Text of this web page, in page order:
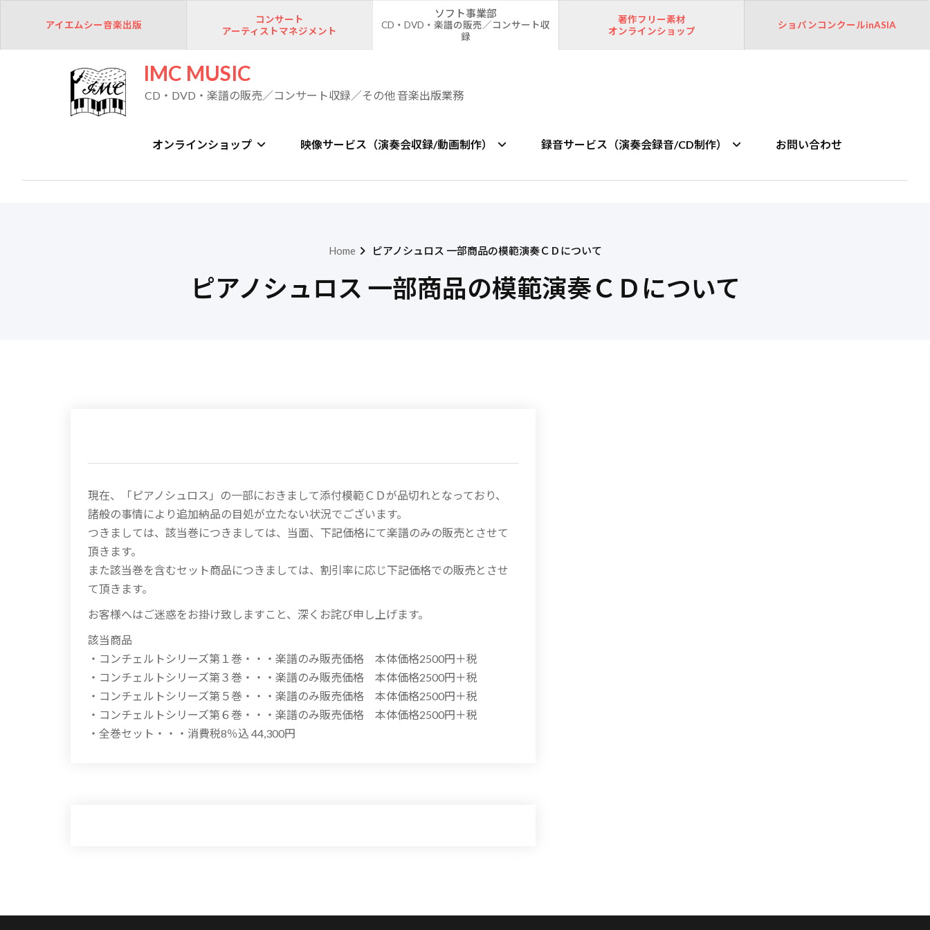
アイエムシー音楽出版
コンサート
アーティストマネジメント
ソフト事業部
CD・DVD・楽譜の販売／コンサート収
録
著作フリー素材
オンラインショップ
ショパンコンクールinASIA
IMC MUSIC
CD・DVD・楽譜の販売／コンサート収録／その他 音楽出版業務
オンラインショップ 映像サービス（演奏会収録/動画制作） 録音サービス（演奏会録音/CD制作） お問い合わせ
Home ピアノシュロス 一部商品の模範演奏ＣＤについて
ピアノシュロス 一部商品の模範演奏ＣＤについて
現在、「ピアノシュロス」の一部におきまして添付模範ＣＤが品切れとなっており、
諸般の事情により追加納品の目処が立たない状況でございます。
つきましては、該当巻につきましては、当面、下記価格にて楽譜のみの販売とさせて
頂きます。
また該当巻を含むセット商品につきましては、割引率に応じ下記価格での販売とさせ
て頂きます。
お客様へはご迷惑をお掛け致しますこと、深くお詫び申し上げます。
該当商品
・コンチェルトシリーズ第１巻・・・楽譜のみ販売価格 本体価格2500円＋税
・コンチェルトシリーズ第３巻・・・楽譜のみ販売価格 本体価格2500円＋税
・コンチェルトシリーズ第５巻・・・楽譜のみ販売価格 本体価格2500円＋税
・コンチェルトシリーズ第６巻・・・楽譜のみ販売価格 本体価格2500円＋税
・全巻セット・・・消費税8％込 44,300円